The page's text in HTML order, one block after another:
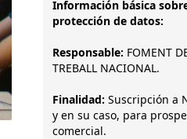
Información básica
protección de datos:
Responsable: FOMENT
TREBALL NACIONAL.
Finalidad: Suscripción a
y en su caso, para
comercial.